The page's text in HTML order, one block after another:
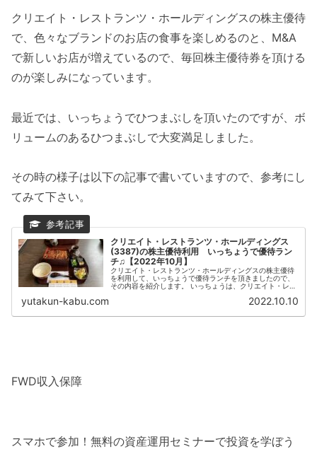
クリエイト・レストランツ・ホールディングスの株主優待
で、色々なブランドのお店の食事を楽しめるのと、M&A
で新しいお店が増えているので、毎回株主優待券を頂ける
のが楽しみになっています。
最近では、いっちょうでひつまぶしを頂いたのですが、ボ
リュームのあるひつまぶしで大変満足しました。
その時の様子は以下の記事で書いていますので、参考にし
てみて下さい。
クリエイト・レストランツ・ホールディングス
(3387)の株主優待利用 いっちょうで優待ラン
チ♫【2022年10月】
クリエイト・レストランツ・ホールディングスの株主優待
を利用して、いっちょうで優待ランチを頂きましたので、
その内容を紹介します。 いっちょうは、クリエイト・レス
yutakun-kabu.com 2022.10.10
FWD収入保障
スマホで参加！無料の資産運用セミナーで投資を学ぼう